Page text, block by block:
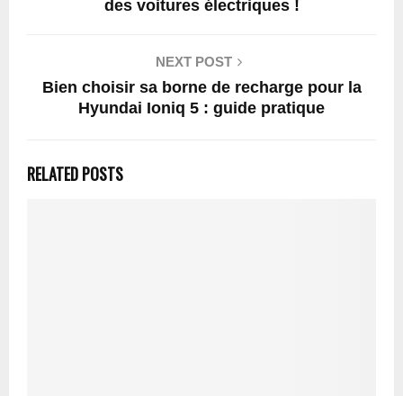
des voitures électriques !
NEXT POST
Bien choisir sa borne de recharge pour la
Hyundai Ioniq 5 : guide pratique
RELATED POSTS